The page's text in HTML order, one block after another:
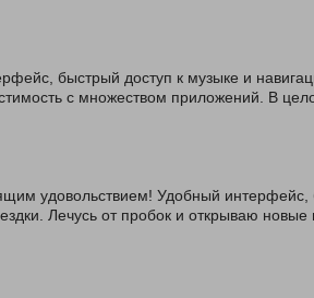
быстрый доступ к музыке и
с множеством приложений. В
удовольствием! Удобный интерфейс,
Лечусь от пробок и открываю новые